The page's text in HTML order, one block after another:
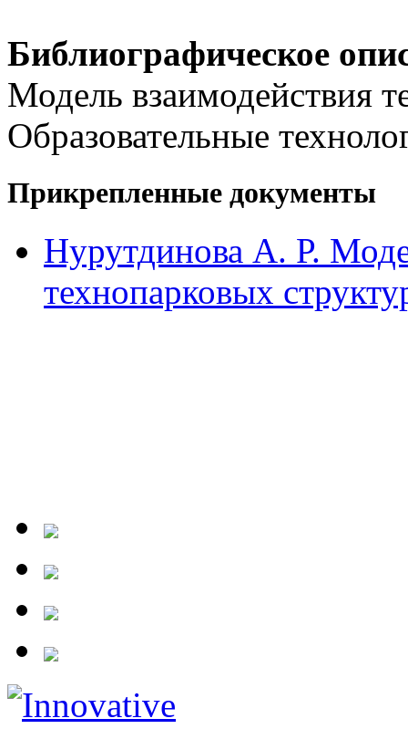
Библиографическое
Модель взаимодействия
Образовательные
Прикрепленные документы
Нурутдинова А. Р.
технопарковых